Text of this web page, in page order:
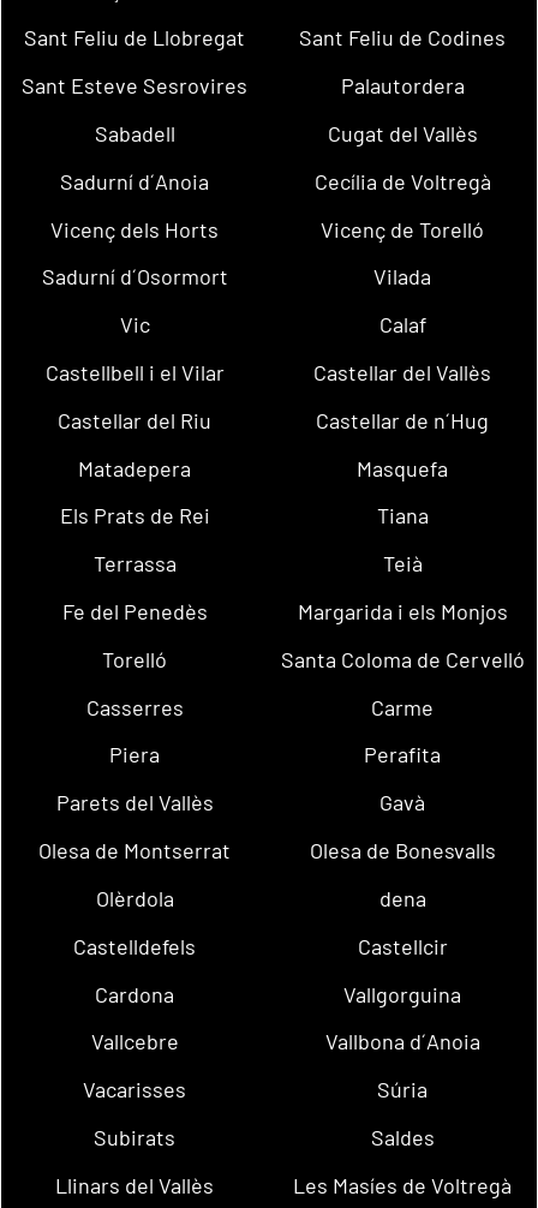
Sant Feliu de Llobregat
Sant Feliu de Codines
Sant Esteve Sesrovires
Palautordera
Sabadell
Cugat del Vallès
Sadurní d´Anoia
Cecília de Voltregà
Vicenç dels Horts
Vicenç de Torelló
Sadurní d´Osormort
Vilada
Vic
Calaf
Castellbell i el Vilar
Castellar del Vallès
Castellar del Riu
Castellar de n´Hug
Matadepera
Masquefa
Els Prats de Rei
Tiana
Terrassa
Teià
Fe del Penedès
Margarida i els Monjos
Torelló
Santa Coloma de Cervelló
Casserres
Carme
Piera
Perafita
Parets del Vallès
Gavà
Olesa de Montserrat
Olesa de Bonesvalls
Olèrdola
dena
Castelldefels
Castellcir
Cardona
Vallgorguina
Vallcebre
Vallbona d´Anoia
Vacarisses
Súria
Subirats
Saldes
Llinars del Vallès
Les Masíes de Voltregà